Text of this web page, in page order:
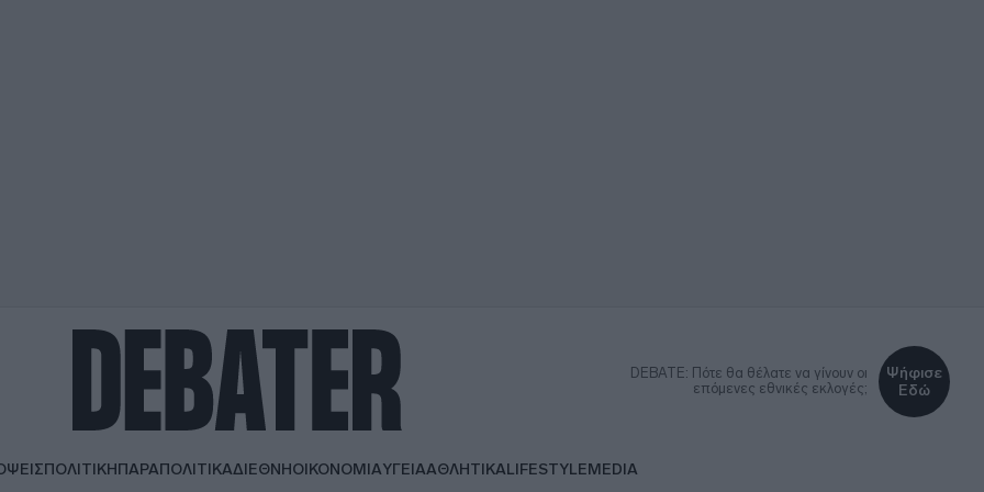
DEBATE: Πότε θα θέλατε να γίνουν οι
επόμενες εθνικές εκλογές;
Ψήφισε
Εδώ
ΠΟΛΙΤΙΚΗΠΑΡΑΠΟΛΙΤΙΚΑΔΙΕΘΝΗΟΙΚΟΝΟΜΙΑΥΓΕΙΑΑΘΛΗΤΙΚΑLIFESTYLEMEDIA